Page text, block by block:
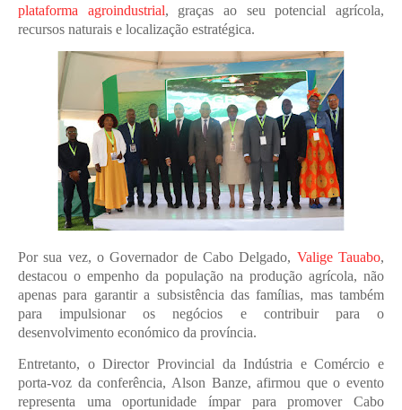
plataforma agroindustrial, graças ao seu potencial agrícola,
recursos naturais e localização estratégica.
Por sua vez, o Governador de Cabo Delgado, Valige Tauabo,
destacou o empenho da população na produção agrícola, não
apenas para garantir a subsistência das famílias, mas também
para impulsionar os negócios e contribuir para o
desenvolvimento económico da província.
Entretanto, o Director Provincial da Indústria e Comércio e
porta-voz da conferência, Alson Banze, afirmou que o evento
representa uma oportunidade ímpar para promover Cabo